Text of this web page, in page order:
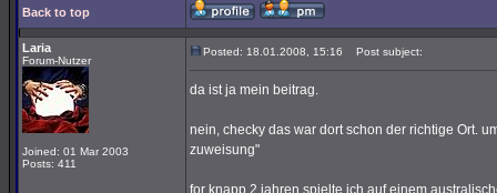
Back to top
Laria
Forum-Nutzer
Joined: 01 Mar 2003
Posts: 411
Posted: 18.01.2008, 15:16 Post subject:
da ist ja mein beitrag.
nein, checky das war dort schon der richtige Ort.
zuweisung"
for knapp 2 jahren spielte ich auf einem